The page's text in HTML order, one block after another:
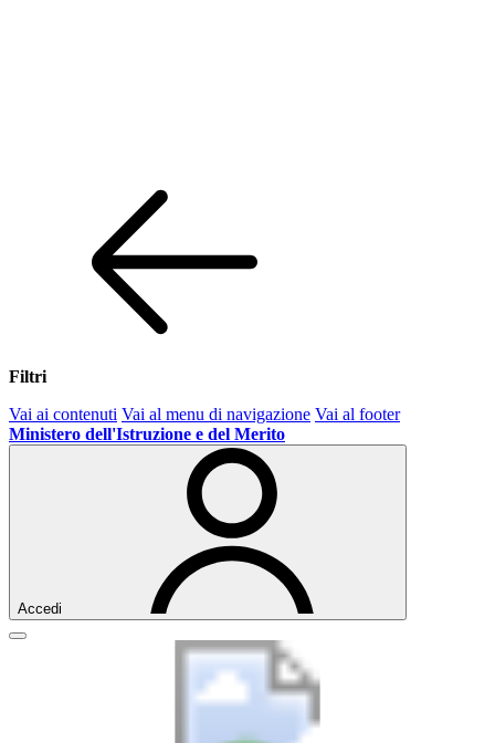
Filtri
Vai ai contenuti Vai al menu di navigazione Vai al footer
Ministero dell'Istruzione e del Merito
Accedi